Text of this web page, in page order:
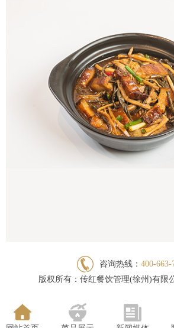
咨询热线： 400-663-
版权所有：传红餐饮管理(徐州)有限